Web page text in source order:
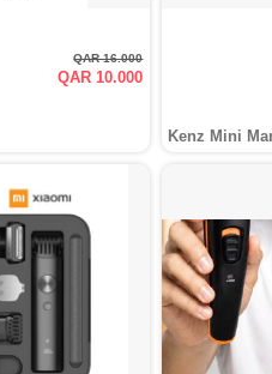
QAR 16.000
QAR 10.000
Kenz Mini